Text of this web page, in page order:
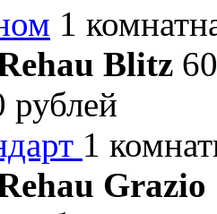
1
Blitz
рублей
1
Grazio